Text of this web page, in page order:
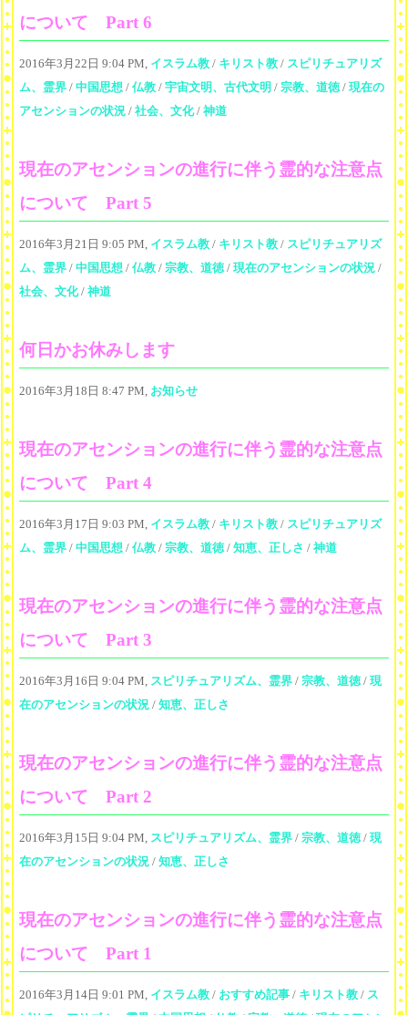
について Part 6
2016年3月22日 9:04 PM, イスラム教 / キリスト教 / スピリチュアリズ
ム、霊界 / 中国思想 / 仏教 / 宇宙文明、古代文明 / 宗教、道徳/ 現在の
アセンションの状況 / 社会、文化/ 神道
現在のアセンションの進行に伴う霊的な注意点
について Part 5
2016年3月21日 9:05 PM, イスラム教 / キリスト教 / スピリチュアリズ
ム、霊界 / 中国思想 / 仏教 / 宗教、道徳/ 現在のアセンションの状況 /
社会、文化/ 神道
何日かお休みします
2016年3月18日 8:47 PM, お知らせ
現在のアセンションの進行に伴う霊的な注意点
について Part 4
2016年3月17日 9:03 PM, イスラム教 / キリスト教 / スピリチュアリズ
ム、霊界 / 中国思想 / 仏教 / 宗教、道徳/ 知恵、正しさ / 神道
現在のアセンションの進行に伴う霊的な注意点
について Part 3
2016年3月16日 9:04 PM, スピリチュアリズム、霊界 / 宗教、道徳/ 現
在のアセンションの状況 / 知恵、正しさ
現在のアセンションの進行に伴う霊的な注意点
について Part 2
2016年3月15日 9:04 PM, スピリチュアリズム、霊界 / 宗教、道徳/ 現
在のアセンションの状況 / 知恵、正しさ
現在のアセンションの進行に伴う霊的な注意点
について Part 1
2016年3月14日 9:01 PM, イスラム教 / おすすめ記事 / キリスト教 / ス